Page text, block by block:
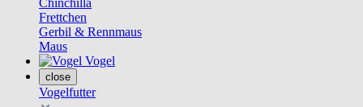
Chinchilla
Frettchen
Gerbil & Rennmaus
Maus
Vogel
close
Vogelfutter